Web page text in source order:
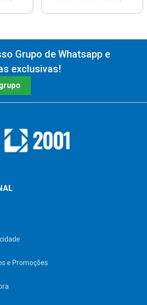
Grupo de Whatsapp e
exclusivas!
e Promoções